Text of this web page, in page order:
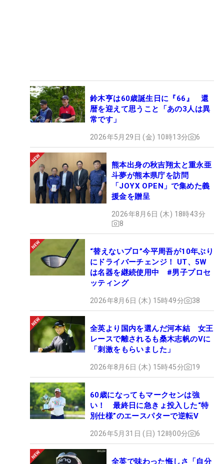
鈴木亨は60歳誕生日に『66』 還
暦を迎えて思うこと「あの3人は異
常です」
2026年5月29日 (金) 10時13分 6
熊本出身の秋吉翔太と重永亜
斗夢が熊本県庁を訪問
「JOYX OPEN」で集めた義
援金を贈呈
2026年8月6日 (木) 18時43分
8
“替えないプロ”今平周吾が10年ぶり
にドライバーチェンジ！ UT、5W
は名器を継続使用中 #男子プロセ
ッティング
2026年8月6日 (木) 15時49分 38
全英より国内を選んだ河本結 女王
レースで離されるも桑木志帆のVに
「刺激をもらいました」
2026年8月6日 (木) 15時45分 19
60歳になってもマークセンは強
い！ 最終日に急きょ投入した“特
別仕様”のエースパターで逆転V
2026年5月31日 (日) 12時00分 6
全英で味わった悔しさ「自分